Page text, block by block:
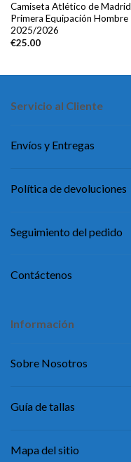
Camiseta Atlético de Madrid
Primera Equipación Hombre
2025/2026
€25.00
Servicio al Cliente
Envíos y Entregas
Política de devoluciones
Seguimiento del pedido
Contáctenos
Información
Sobre Nosotros
Guía de tallas
Mapa del sitio